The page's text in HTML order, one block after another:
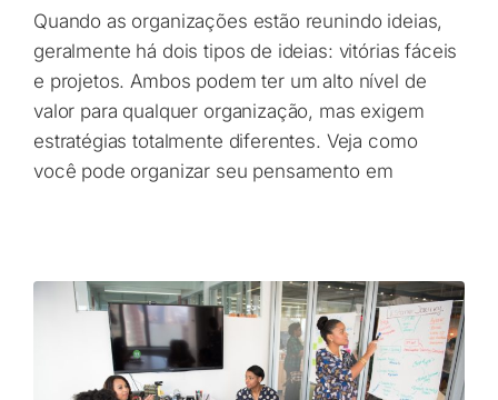
Quando as organizações estão reunindo ideias,
geralmente há dois tipos de ideias: vitórias fáceis
e projetos. Ambos podem ter um alto nível de
valor para qualquer organização, mas exigem
estratégias totalmente diferentes. Veja como
você pode organizar seu pensamento em